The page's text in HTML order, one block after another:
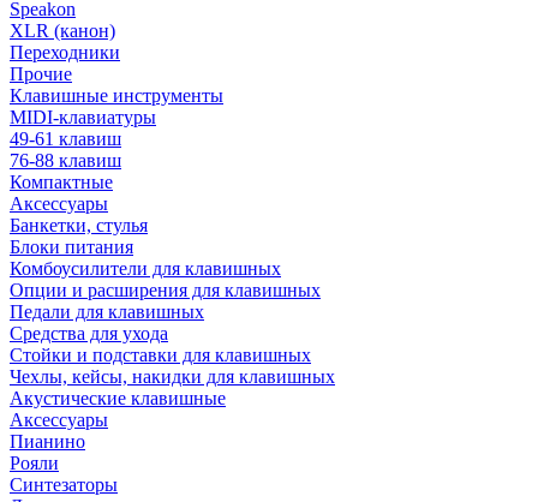
Speakon
XLR (канон)
Переходники
Прочие
Клавишные инструменты
MIDI-клавиатуры
49-61 клавиш
76-88 клавиш
Компактные
Аксессуары
Банкетки, стулья
Блоки питания
Комбоусилители для клавишных
Опции и расширения для клавишных
Педали для клавишных
Средства для ухода
Стойки и подставки для клавишных
Чехлы, кейсы, накидки для клавишных
Акустические клавишные
Аксессуары
Пианино
Рояли
Синтезаторы